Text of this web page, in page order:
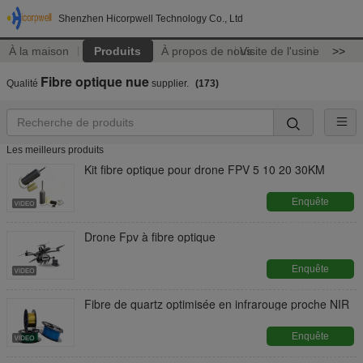
Shenzhen Hicorpwell Technology Co., Ltd
À la maison Produits À propos de nousVisite de l'usine >>
Qualité Fibre optique nue supplier. (173)
Les meilleurs produits
Kit fibre optique pour drone FPV 5 10 20 30KM
Enquête
Drone Fpv à fibre optique
Enquête
Fibre de quartz optimisée en infrarouge proche NIR
Enquête